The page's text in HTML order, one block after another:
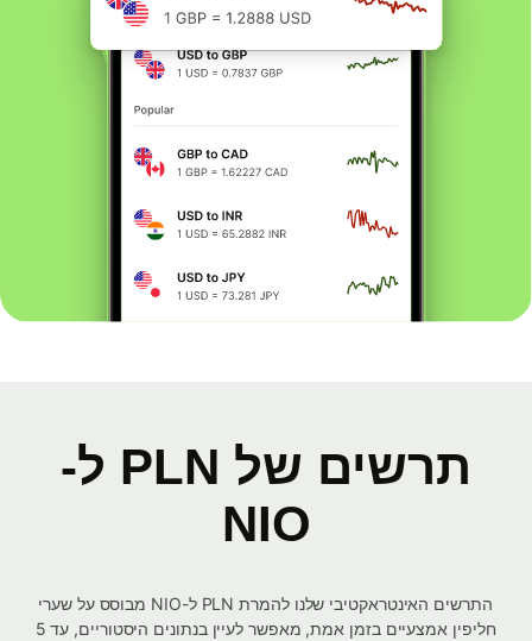
תרשים של PLN ל-
NIO
התרשים האינטראקטיבי שלנו להמרת PLN ל-NIO מבוסס על שערי
חליפין אמצעיים בזמן אמת, מאפשר לעיין בנתונים היסטוריים, עד 5